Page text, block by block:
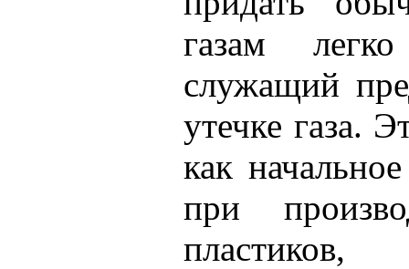
газам
служащий
утечке газа.
как
при